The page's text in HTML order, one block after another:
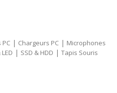
| Chargeurs PC | Microphones
| SSD & HDD | Tapis Souris